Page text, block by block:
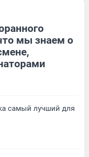
мы знаем о
самый лучший для